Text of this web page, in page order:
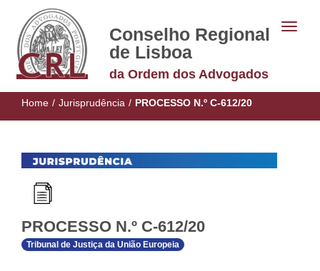
Conselho Regional
de Lisboa
da Ordem dos Advogados
Home / Jurisprudência / PROCESSO N.º C-612/20
PROCESSO N.º C-612/20
Tribunal de Justiça da União Europeia